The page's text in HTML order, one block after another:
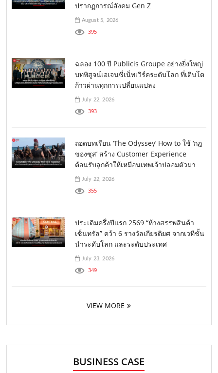
ปรากฏการณ์สังคม Gen Z
August 5, 2026
395
ฉลอง 100 ปี Publicis Groupe อย่างยิ่งใหญ่
บทพิสูจน์เอเจนซี่เน็ทเวิร์คระดับโลก ที่เติบโต
ก้าวผ่านทุกการเปลี่ยนแปลง
July 22, 2026
393
ถอดบทเรียน ‘The Odyssey’ How to ใช้ ‘กฎ
ของซุส’ สร้าง Customer Experience
ต้อนรับลูกค้าให้เหมือนเทพเจ้าปลอมตัวมา
July 22, 2026
355
ประเดิมครึ่งปีแรก 2569 “ห้างสรรพสินค้า
เซ็นทรัล” คว้า 6 รางวัลเกียรติยศ จากเวทีชั้น
นำระดับโลก และระดับประเทศ
July 23, 2026
349
VIEW MORE
BUSINESS CASE